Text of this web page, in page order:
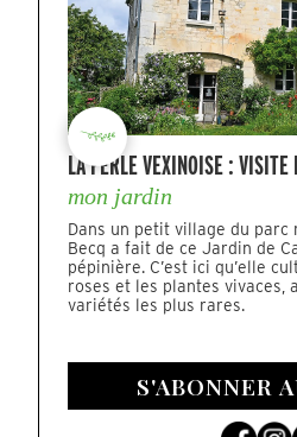
LA PERLE VEXINOISE :
mon jardin
Dans un petit village du parc
Becq a fait de ce Jardin de
pépinière. C’est ici qu’elle
roses et les plantes vivaces,
variétés les plus rares.
S'ABONNER